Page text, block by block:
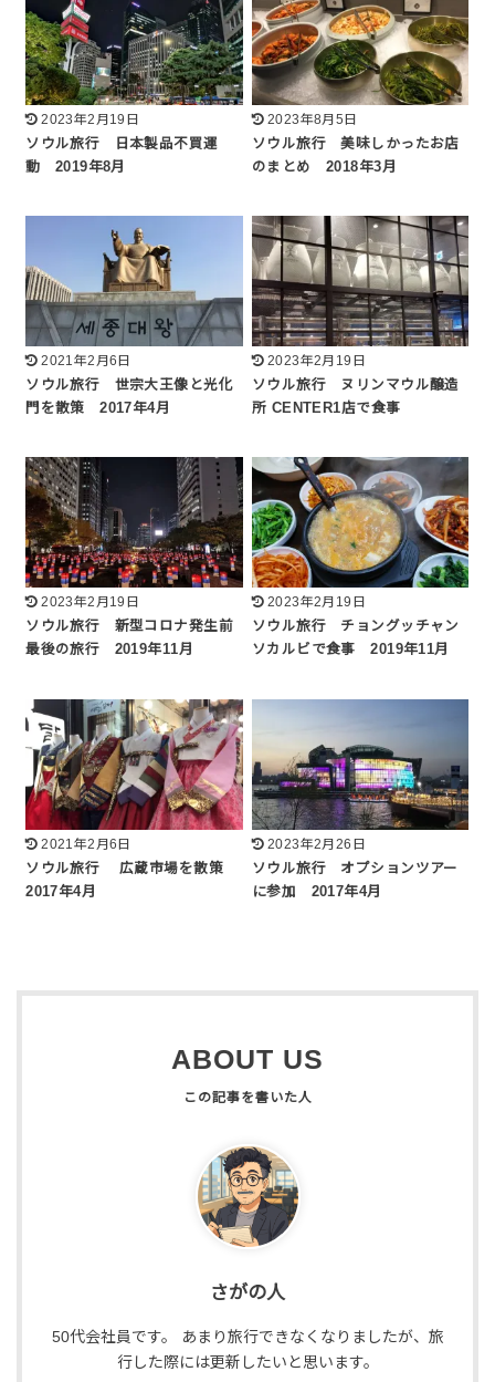
2023年2月19日
ソウル旅行 日本製品不買運
動 2019年8月
2023年8月5日
ソウル旅行 美味しかったお店
のまとめ 2018年3月
2021年2月6日
ソウル旅行 世宗大王像と光化
門を散策 2017年4月
2023年2月19日
ソウル旅行 ヌリンマウル醸造
所 CENTER1店で食事
2023年2月19日
ソウル旅行 新型コロナ発生前
最後の旅行 2019年11月
2023年2月19日
ソウル旅行 チョングッチャン
ソカルビで食事 2019年11月
2021年2月6日
ソウル旅行 広蔵市場を散策
2017年4月
2023年2月26日
ソウル旅行 オプションツアー
に参加 2017年4月
ABOUT US
さがの人
50代会社員です。 あまり旅行できなくなりましたが、旅
行した際には更新したいと思います。